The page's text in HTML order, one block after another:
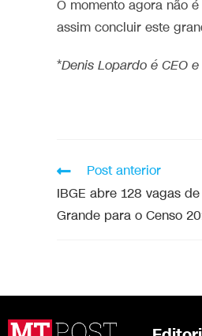
O momento agora não
assim concluir este
*Denis Lopardo é CEO
Post anterior
IBGE abre 128 vagas
Grande para o Censo